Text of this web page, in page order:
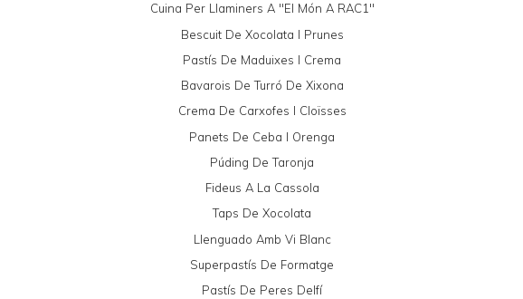
Cuina Per Llaminers A "El Món A RAC1"
Bescuit De Xocolata I Prunes
Pastís De Maduixes I Crema
Bavarois De Turró De Xixona
Crema De Carxofes I Cloïsses
Panets De Ceba I Orenga
Púding De Taronja
Fideus A La Cassola
Taps De Xocolata
Llenguado Amb Vi Blanc
Superpastís De Formatge
Pastís De Peres Delfí